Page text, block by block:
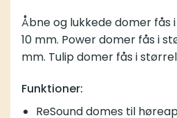
Åbne og lukkede domer fås
10 mm. Power domer fås i
mm. Tulip domer fås i
Funktioner:
ReSound domes til